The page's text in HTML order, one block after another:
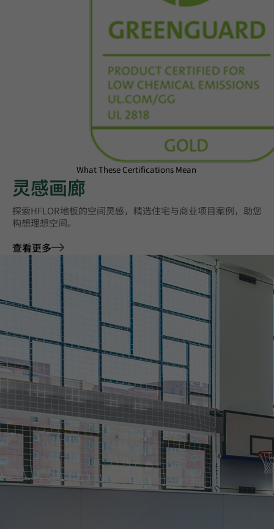
What These Certifications Mean
灵感画廊
探索HFLOR地板的空间灵感，精选住宅与商业项目案例，助您
构想理想空间。
查看更多